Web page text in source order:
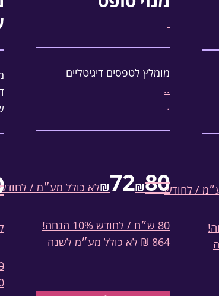
/ לחודש
מומלץ לטפסים דיגיטליים
..
.
80
₪
72
₪לא כולל מע״מ /
80 ש״ח / לחודש
10% הנחה!
864 ₪ לא כולל מע״מ לשנה